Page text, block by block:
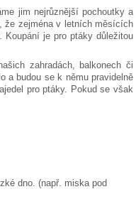
jim nejrůznější pochoutky a
že zejména v letních měsících
je pro ptáky důležitou
zahradách, balkonech či
a budou se k němu pravidelně
pro ptáky. Pokud se však
dno. (např. miska pod